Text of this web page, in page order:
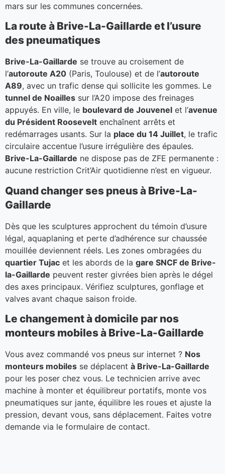
mars sur les communes concernées.
La route à Brive-La-Gaillarde et l’usure
des pneumatiques
Brive-La-Gaillarde se trouve au croisement de
l’autoroute A20 (Paris, Toulouse) et de l’autoroute
A89, avec un trafic dense qui sollicite les gommes. Le
tunnel de Noailles sur l’A20 impose des freinages
appuyés. En ville, le boulevard de Jouvenel et l’avenue
du Président Roosevelt enchaînent arrêts et
redémarrages usants. Sur la place du 14 Juillet, le trafic
circulaire accentue l’usure irrégulière des épaules.
Brive-La-Gaillarde ne dispose pas de ZFE permanente :
aucune restriction Crit’Air quotidienne n’est en vigueur.
Quand changer ses pneus à Brive-La-
Gaillarde
Dès que les sculptures approchent du témoin d’usure
légal, aquaplaning et perte d’adhérence sur chaussée
mouillée deviennent réels. Les zones ombragées du
quartier Tujac et les abords de la gare SNCF de Brive-
la-Gaillarde peuvent rester givrées bien après le dégel
des axes principaux. Vérifiez sculptures, gonflage et
valves avant chaque saison froide.
Le changement à domicile par nos
monteurs mobiles à Brive-La-Gaillarde
Vous avez commandé vos pneus sur internet ? Nos
monteurs mobiles se déplacent à Brive-La-Gaillarde
pour les poser chez vous. Le technicien arrive avec
machine à monter et équilibreur portatifs, monte vos
pneumatiques sur jante, équilibre les roues et ajuste la
pression, devant vous, sans déplacement. Faites votre
demande via le formulaire de contact.